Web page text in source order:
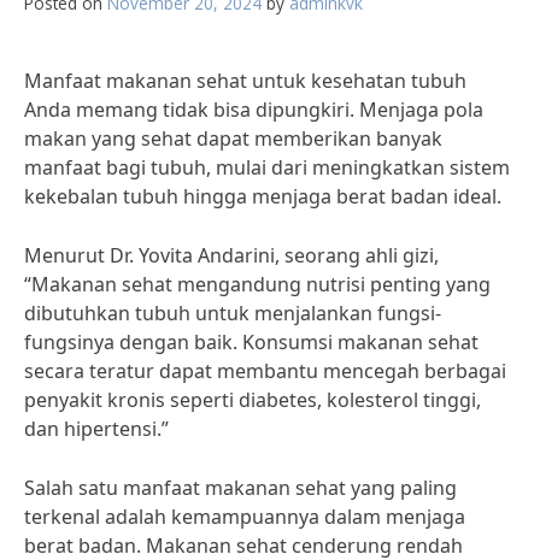
Manfaat makanan sehat untuk kesehatan tubuh
Anda memang tidak bisa dipungkiri. Menjaga pola
makan yang sehat dapat memberikan banyak
manfaat bagi tubuh, mulai dari meningkatkan sistem
kekebalan tubuh hingga menjaga berat badan ideal.
Menurut Dr. Yovita Andarini, seorang ahli gizi,
“Makanan sehat mengandung nutrisi penting yang
dibutuhkan tubuh untuk menjalankan fungsi-
fungsinya dengan baik. Konsumsi makanan sehat
secara teratur dapat membantu mencegah berbagai
penyakit kronis seperti diabetes, kolesterol tinggi,
dan hipertensi.”
Salah satu manfaat makanan sehat yang paling
terkenal adalah kemampuannya dalam menjaga
berat badan. Makanan sehat cenderung rendah